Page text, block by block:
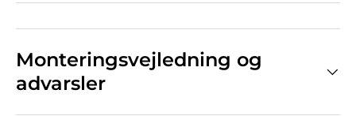
Monteringsvejledning og
advarsler